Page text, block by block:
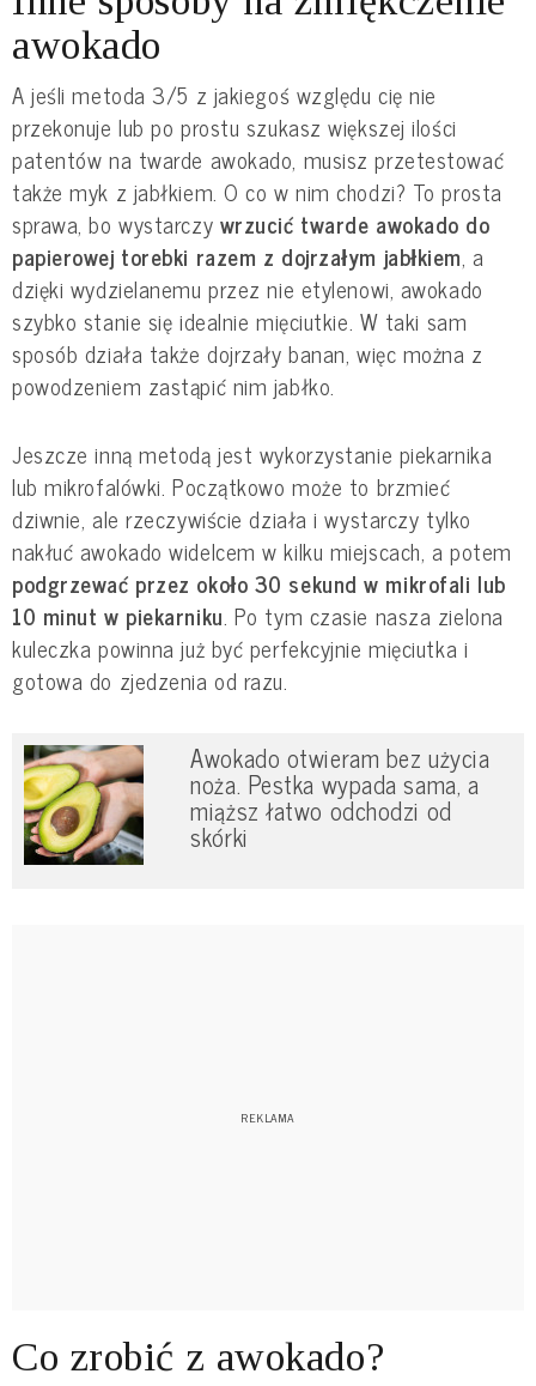
awokado
A jeśli metoda 3/5 z jakiegoś względu cię nie
przekonuje lub po prostu szukasz większej ilości
patentów na twarde awokado, musisz przetestować
także myk z jabłkiem. O co w nim chodzi? To prosta
sprawa, bo wystarczy wrzucić twarde awokado do
papierowej torebki razem z dojrzałym jabłkiem, a
dzięki wydzielanemu przez nie etylenowi, awokado
szybko stanie się idealnie mięciutkie. W taki sam
sposób działa także dojrzały banan, więc można z
powodzeniem zastąpić nim jabłko.
Jeszcze inną metodą jest wykorzystanie piekarnika
lub mikrofalówki. Początkowo może to brzmieć
dziwnie, ale rzeczywiście działa i wystarczy tylko
nakłuć awokado widelcem w kilku miejscach, a potem
podgrzewać przez około 30 sekund w mikrofali lub
10 minut w piekarniku. Po tym czasie nasza zielona
kuleczka powinna już być perfekcyjnie mięciutka i
gotowa do zjedzenia od razu.
Awokado otwieram bez użycia
noża. Pestka wypada sama, a
miąższ łatwo odchodzi od
skórki
Co zrobić z awokado?